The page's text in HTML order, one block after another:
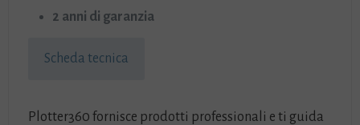
2 anni di garanzia
Scheda tecnica
Plotter360 fornisce prodotti professionali e ti guida